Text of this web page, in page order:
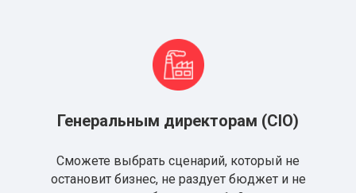
Генеральным директорам (CIO)
Сможете выбрать сценарий, который не
остановит бизнес, не раздует бюджет и не